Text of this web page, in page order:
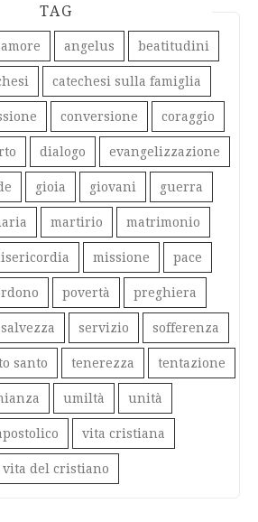
TAG
amore angelus beatitudini
catechesi sulla famiglia
conversione coraggio
dialogo evangelizzazione
gioia giovani guerra
martirio matrimonio
missione pace
povertà preghiera
salvezza servizio sofferenza
santo tenerezza tentazione
umiltà unità
vita cristiana
vita del cristiano